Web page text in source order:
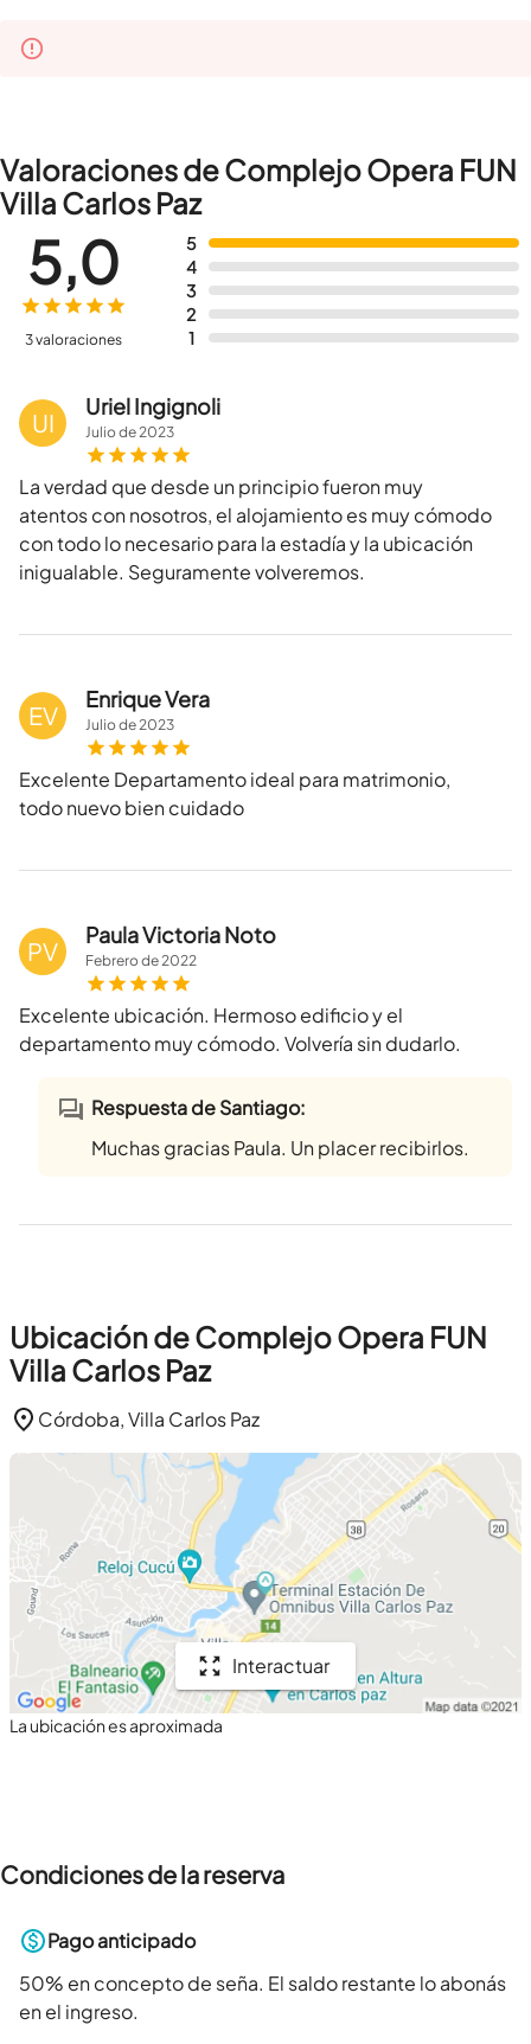
Valoraciones de Complejo Opera FUN
Villa Carlos Paz
5
4
3
2
1
5,0
3 valoraciones
UI
Uriel Ingignoli
Juliode2023
La verdad que desde un principio fueron muy
atentos con nosotros, el alojamiento es muy cómodo
con todo lo necesario para la estadía y la ubicación
inigualable. Seguramente volveremos.
EV
Enrique Vera
Juliode2023
Excelente Departamento ideal para matrimonio,
todo nuevo bien cuidado
PV
Paula Victoria Noto
Febrerode2022
Excelente ubicación. Hermoso edificio y el
departamento muy cómodo. Volvería sin dudarlo.
Respuesta de Santiago:
Muchas gracias Paula. Un placer recibirlos.
Ubicación de Complejo Opera FUN
Villa Carlos Paz
Córdoba, Villa Carlos Paz
Interactuar
La ubicación es aproximada
Condiciones de la reserva
Pago anticipado
50% en concepto de seña. El saldo restante lo abonás
en el ingreso.